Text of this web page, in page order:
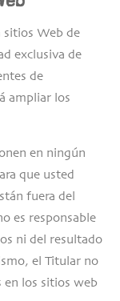
sitios Web de
exclusiva de
de
ampliar los
en ningún
que usted
fuera del
es responsable
ni del resultado
el Titular no
en los sitios web